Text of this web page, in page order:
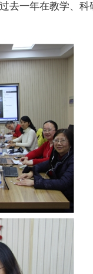
去一年在教学、科